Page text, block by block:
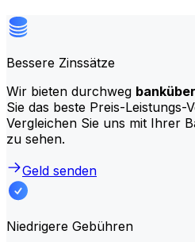
Bessere Zinssätze
Wir bieten durchweg
Sie das beste Preis-Leistungs-
Vergleichen Sie uns mit Ihrer
zu sehen.
Geld senden
Niedrigere Gebühren